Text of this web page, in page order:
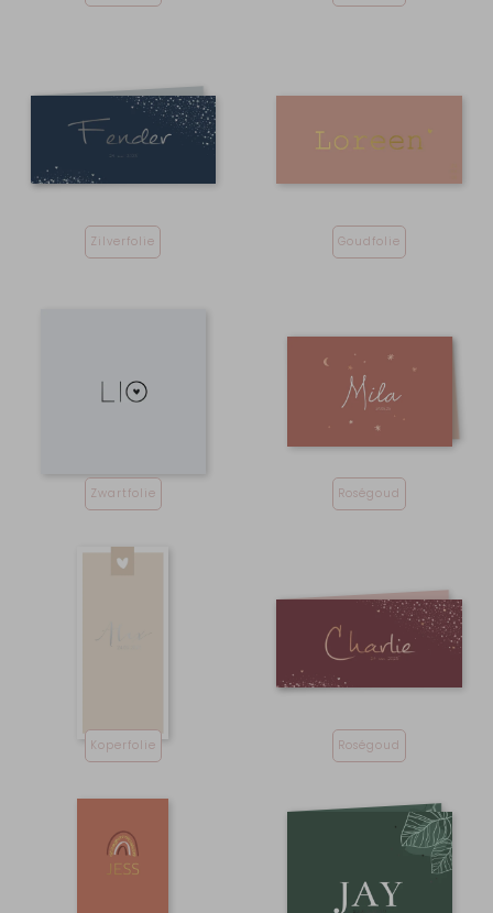
Zilverfolie Goudfolie
Zwartfolie Roségoud
Koperfolie Roségoud